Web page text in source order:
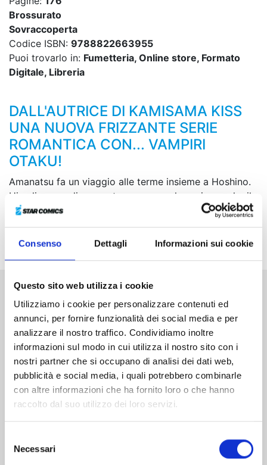
Consenso Dettagli Informazioni sui cookie
Questo sito web utilizza i cookie
Utilizziamo i cookie per personalizzare contenuti ed
annunci, per fornire funzionalità dei social media e per
analizzare il nostro traffico. Condividiamo inoltre
informazioni sul modo in cui utilizza il nostro sito con i
nostri partner che si occupano di analisi dei dati web,
pubblicità e social media, i quali potrebbero combinarle
con altre informazioni che ha fornito loro o che hanno
raccolto dal suo utilizzo dei loro servizi.
delNecessari
Brossurato
Sovraccoperta
Codice ISBN: 9788822663955
Puoi trovarlo in: Fumetteria, Online store, Formato
Digitale, Libreria
DALL'AUTRICE DI KAMISAMA KISS
UNA NUOVA FRIZZANTE SERIE
ROMANTICA CON... VAMPIRI
OTAKU!
Amanatsu fa un viaggio alle terme insieme a Hoshino.
Hina li segue di nascosto, ma ecco che arriva anche il
misterioso e bel vampiro Fujimiya! Quest’ultimo
approccia Hina con grandissima foga e Amanatsu ne è
molto infastidito...
Altri volumi della serie